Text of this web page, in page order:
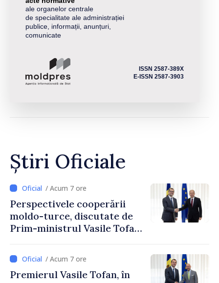
ale organelor centrale
de specialitate ale administrației
publice, informații, anunțuri,
comunicate
ISSN 2587-389X
E-ISSN 2587-3903
Știri Oficiale
/ Acum 7 ore
Perspectivele cooperării
moldo-turce, discutate de
Prim-ministrul Vasile Tofan
Uygar Mustafa Sertel
/ Acum 7 ore
Premierul Vasile Tofan, în